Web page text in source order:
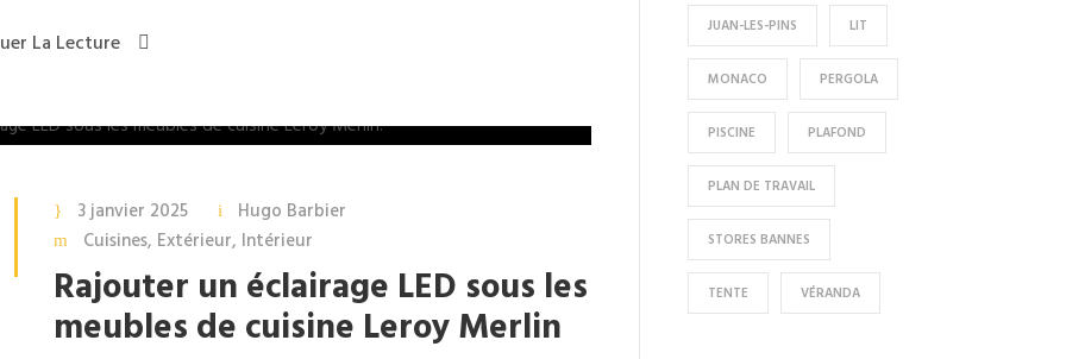
La Lecture
3 janvier 2025
Hugo Barbier
Cuisines, Extérieur, Intérieur
Rajouter un éclairage LED sous les
meubles de cuisine Leroy Merlin
JUAN-LES-PINS LIT
MONACO PERGOLA
PISCINE PLAFOND
PLAN DE TRAVAIL
STORES BANNES
TENTE VÉRANDA